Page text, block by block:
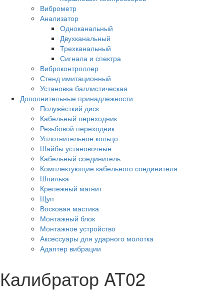
Виброметр
Анализатор
Одноканальный
Двухканальный
Трехканальный
Сигнала и спектра
Виброконтроллер
Стенд имитационный
Установка баллистическая
Дополнительные принадлежности
Полужёсткий диск
Кабельный переходник
Резьбовой переходник
Уплотнительное кольцо
Шайбы установочные
Кабельный соединитель
Комплектующие кабельного соединителя
Шпилька
Крепежный магнит
Щуп
Восковая мастика
Монтажный блок
Монтажное устройство
Аксессуары для ударного молотка
Адаптер вибрации
Калибратор AT02